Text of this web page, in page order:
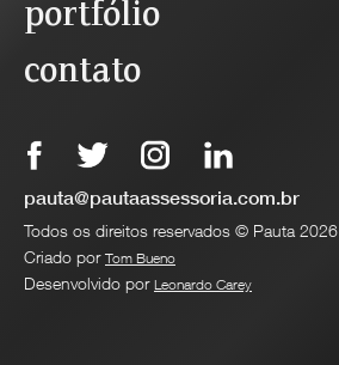
portfólio
contato
pauta@pautaassessoria.com.br
Todos os direitos reservados © Pauta 2026
Criado por Tom Bueno
Desenvolvido por Leonardo Carey